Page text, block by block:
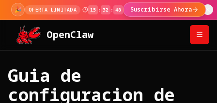
🎉 OFERTA LIMITADA 15 : 32 : 48 Suscribirse Ahora
OpenClaw
Guia de
configuracion de